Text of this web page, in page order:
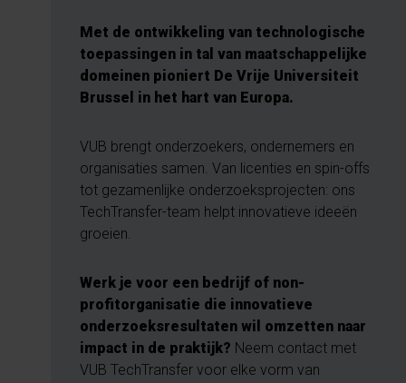
Met de ontwikkeling van technologische
toepassingen in tal van maatschappelijke
domeinen pioniert De Vrije Universiteit
Brussel in het hart van Europa.
VUB brengt onderzoekers, ondernemers en
organisaties samen. Van licenties en spin-offs
tot gezamenlijke onderzoeksprojecten: ons
TechTransfer-team helpt innovatieve ideeën
groeien.
Werk je voor een bedrijf of non-
profitorganisatie die innovatieve
onderzoeksresultaten wil omzetten naar
impact in de praktijk? Neem contact met
VUB TechTransfer voor elke vorm van